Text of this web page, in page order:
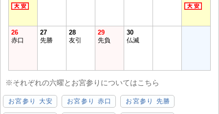
26
赤口
27
先勝
28
友引
29
先負
30
仏滅
※それぞれの六曜とお宮参りについてはこちら
お宮参り 大安 お宮参り 赤口 お宮参り 先勝